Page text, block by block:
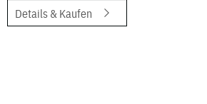
Details & Kaufen